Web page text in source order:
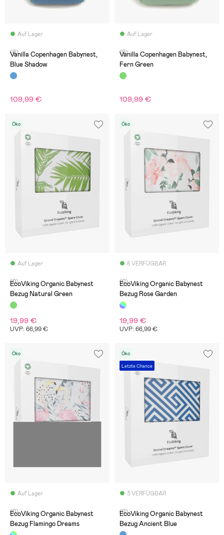
Auf Lager
(0)
Vanilla Copenhagen Babynest,
Blue Shadow
109,99 €
Auf Lager
(0)
Vanilla Copenhagen Babynest,
Fern Green
109,99 €
Öko
Auf Lager
(0)
EcoViking Organic Babynest
Bezug Natural Green
19,99 €
UVP: 66,99 €
Öko
8 VERFÜGBAR
(0)
EcoViking Organic Babynest
Bezug Rose Garden
19,99 €
UVP: 66,99 €
Öko
Auf Lager
(0)
EcoViking Organic Babynest
Bezug Flamingo Dreams
Öko
Letzte Chance
3 VERFÜGBAR
(0)
EcoViking Organic Babynest
Bezug Ancient Blue